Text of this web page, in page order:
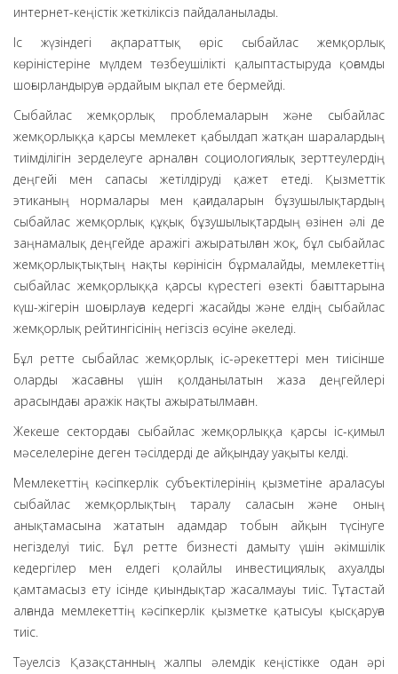
интернет-кеңістік жеткіліксіз пайдаланылады.
Іс жүзіндегі ақпараттық өріс сыбайлас жемқорлық
көріністеріне мүлдем төзбеушілікті қалыптастыруда қоғамды
шоғырландыруға әрдайым ықпал ете бермейді.
Сыбайлас жемқорлық проблемаларын және сыбайлас
жемқорлыққа қарсы мемлекет қабылдап жатқан шаралардың
тиімділігін зерделеуге арналған социологиялық зерттеулердің
деңгейі мен сапасы жетілдіруді қажет етеді. Қызметтік
этиканың нормалары мен қағидаларын бұзушылықтардың
сыбайлас жемқорлық құқық бұзушылықтардың өзінен әлі де
заңнамалық деңгейде аражігі ажыратылған жоқ, бұл сыбайлас
жемқорлықтықтың нақты көрінісін бұрмалайды, мемлекеттің
сыбайлас жемқорлыққа қарсы күрестегі өзекті бағыттарына
күш-жігерін шоғырлауға кедергі жасайды және елдің сыбайлас
жемқорлық рейтингісінің негізсіз өсуіне әкеледі.
Бұл ретте сыбайлас жемқорлық іс-әрекеттері мен тиісінше
оларды жасағаны үшін қолданылатын жаза деңгейлері
арасындағы аражік нақты ажыратылмаған.
Жекеше сектордағы сыбайлас жемқорлыққа қарсы іс-қимыл
мәселелеріне деген тәсілдерді де айқындау уақыты келді.
Мемлекеттің кәсіпкерлік субъектілерінің қызметіне араласуы
сыбайлас жемқорлықтың таралу саласын және оның
анықтамасына жататын адамдар тобын айқын түсінуге
негізделуі тиіс. Бұл ретте бизнесті дамыту үшін әкімшілік
кедергілер мен елдегі қолайлы инвестициялық ахуалды
қамтамасыз ету ісінде қиындықтар жасалмауы тиіс. Тұтастай
алғанда мемлекеттің кәсіпкерлік қызметке қатысуы қысқаруға
тиіс.
Тәуелсіз Қазақстанның жалпы әлемдік кеңістікке одан әрі